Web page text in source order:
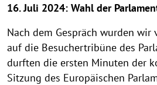
16. Juli 2024: Wahl der
Nach dem Gespräch wurden wir
auf die Besuchertribüne des
durften die ersten Minuten der
Sitzung des Europäischen